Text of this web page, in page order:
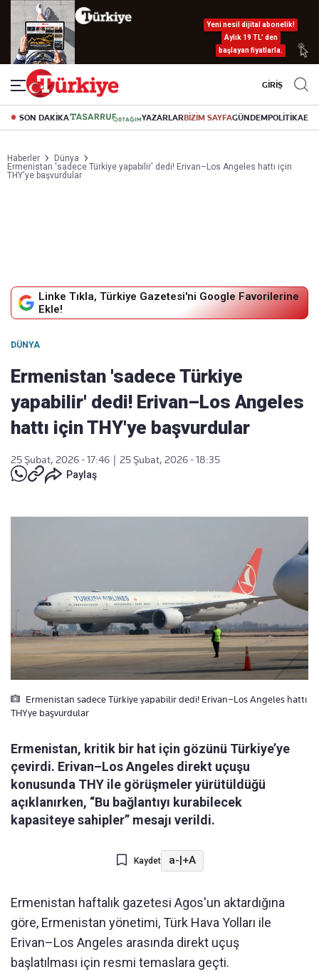
Yeni nesil dijital abonelik!
Aylık 19 TL’ den
başlayan fiyatlarla.
GİRİŞ
SON DAKİKA YAZARLARBİZİM SAYFAGÜNDEMPOLİTİKA
Haberler
Dünya
Ermenistan 'sadece Türkiye yapabilir' dedi! Erivan–Los Angeles hattı için
THY'ye başvurdular
Linke Tıkla, Türkiye Gazetesi'ni Google Favorilerine
Ekle!
DÜNYA
Ermenistan 'sadece Türkiye
yapabilir' dedi! Erivan–Los Angeles
hattı için THY'ye başvurdular
25 Şubat, 2026 - 17:46
25 Şubat, 2026 - 18:35
Paylaş
Ermenistan sadece Türkiye yapabilir dedi! Erivan–Los Angeles hattı
THYye başvurdular
Ermenistan, kritik bir hat için gözünü Türkiye’ye
çevirdi. Erivan–Los Angeles direkt uçuşu
konusunda THY ile görüşmeler yürütüldüğü
açıklanırken, “Bu bağlantıyı kurabilecek
kapasiteye sahipler” mesajı verildi.
Kaydet a- +A
Ermenistan haftalık gazetesi Agos'un aktardığına
göre, Ermenistan yönetimi, Türk Hava Yolları ile
Erivan–Los Angeles arasında direkt uçuş
başlatılması için resmi temaslara geçti.